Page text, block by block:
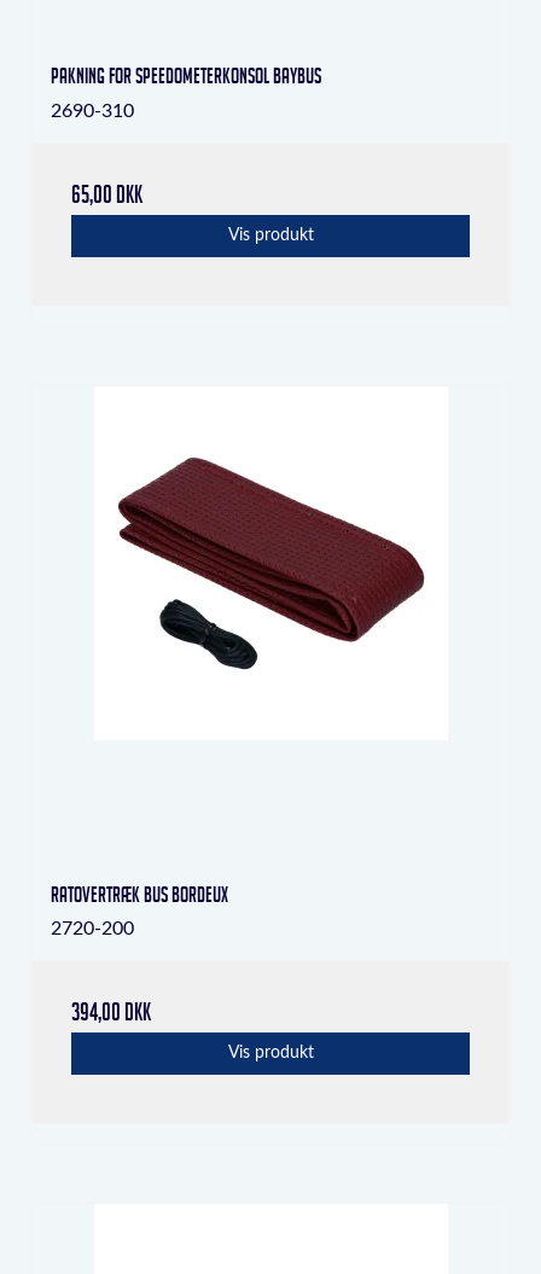
Pakning for speedometerkonsol Baybus
2690-310
65,00 DKK
Vis produkt
Ratovertræk Bus Bordeux
2720-200
394,00 DKK
Vis produkt